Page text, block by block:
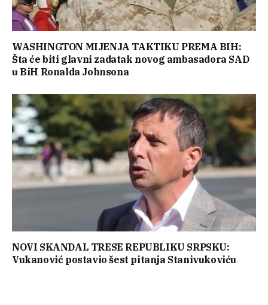
WASHINGTON MIJENJA TAKTIKU PREMA BIH:
Šta će biti glavni zadatak novog ambasadora SAD
u BiH Ronalda Johnsona
NOVI SKANDAL TRESE REPUBLIKU SRPSKU:
Vukanović postavio šest pitanja Stanivukoviću